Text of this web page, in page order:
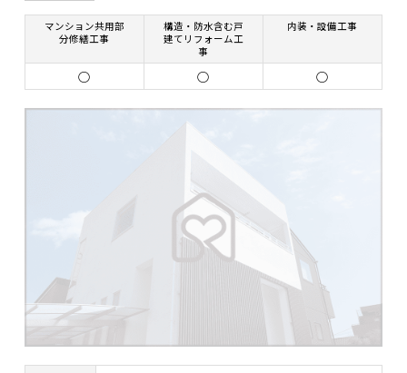
マンション共用部
分修繕工事
構造・防水含む戸
建てリフォーム工
事
内装・設備工事
○ ○ ○